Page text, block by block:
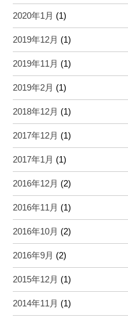
2020年1月 (1)
2019年12月 (1)
2019年11月 (1)
2019年2月 (1)
2018年12月 (1)
2017年12月 (1)
2017年1月 (1)
2016年12月 (2)
2016年11月 (1)
2016年10月 (2)
2016年9月 (2)
2015年12月 (1)
2014年11月 (1)